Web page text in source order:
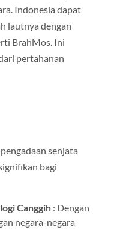
Indonesia dapat
lautnya dengan
BrahMos. Ini
pertahanan
senjata
bagi
Canggih : Dengan
negara-negara